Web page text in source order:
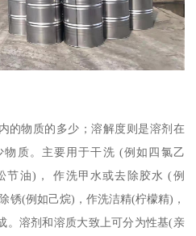
的物质的多少；溶解度则是溶剂在
质。主要用于干洗 (例如四氯乙
节油)， 作洗甲水或去除胶水 (例
锈(例如己烷)，作洗洁精(柠檬精)，
。溶剂和溶质大致上可分为性基(亲